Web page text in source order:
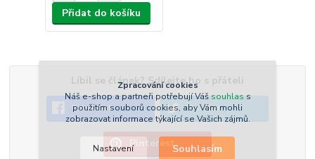
Přidat do košíku
Líbil se článek? Sdílejte ho s přáteli
Facebook Twitter
Pinterest
Zpracování cookies
Náš e-shop a partneři potřebují Vášsouhlas s
použitím souborů cookies, aby Vám mohli
zobrazovat informace týkající se Vašich zájmů.
Nastavení Souhlasím